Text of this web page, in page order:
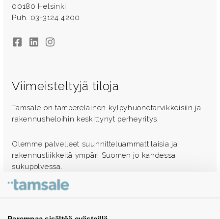
00180 Helsinki
Puh. 03-3124 4200
FacebookLinkedInInstagram
Viimeisteltyjä tiloja
Tamsale on tamperelainen kylpyhuonetarvikkeisiin ja
rakennusheloihin keskittynyt perheyritys.
Olemme palvelleet suunnitteluammattilaisia ja
rakennusliikkeitä ympäri Suomen jo kahdessa
sukupolvessa.
Ota yhteyttä - autamme mielellämme
Tuotekuvastot